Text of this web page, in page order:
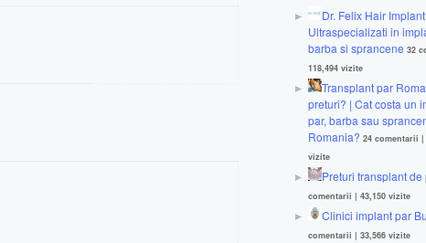
Dr. Felix Hair
Ultraspecializati in
barba si sprancene 32
118,494 vizite
Transplant par
preturi? | Cat costa un
par, barba sau
Romania? 24 comentarii |
vizite
Preturi transplant de
comentarii | 43,150 vizite
Clinici implant par
comentarii | 33,566 vizite